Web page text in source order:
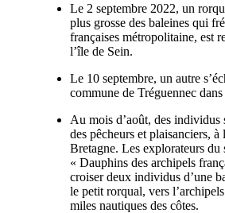
Le 2 septembre 2022, un
plus grosse des baleines qui
françaises métropolitaine, est
l’île de Sein.
Le 10 septembre, un autre
commune de Tréguennec
Au mois d’août, des individus
des pêcheurs et plaisanciers, à
Bretagne. Les explorateurs du
« Dauphins des archipels
croiser deux individus d’une
le petit rorqual, vers
miles nautiques des côtes.